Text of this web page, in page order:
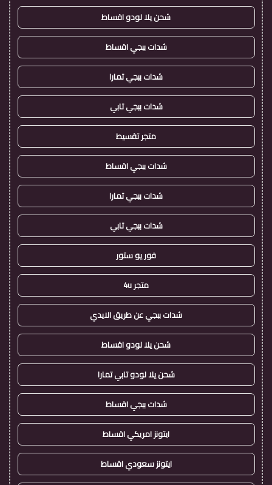
شحن يلا لودو اقساط
شدات ببجي اقساط
شدات ببجي تمارا
شدات ببجي تابي
متجر تقسيط
شدات ببجي اقساط
شدات ببجي تمارا
شدات ببجي تابي
فور يو ستور
متجر 4u
شدات ببجي عن طريق الايدي
شحن يلا لودو اقساط
شحن يلا لودو تابي تمارا
شدات ببجي اقساط
ايتونز امريكي اقساط
ايتونز سعودي اقساط